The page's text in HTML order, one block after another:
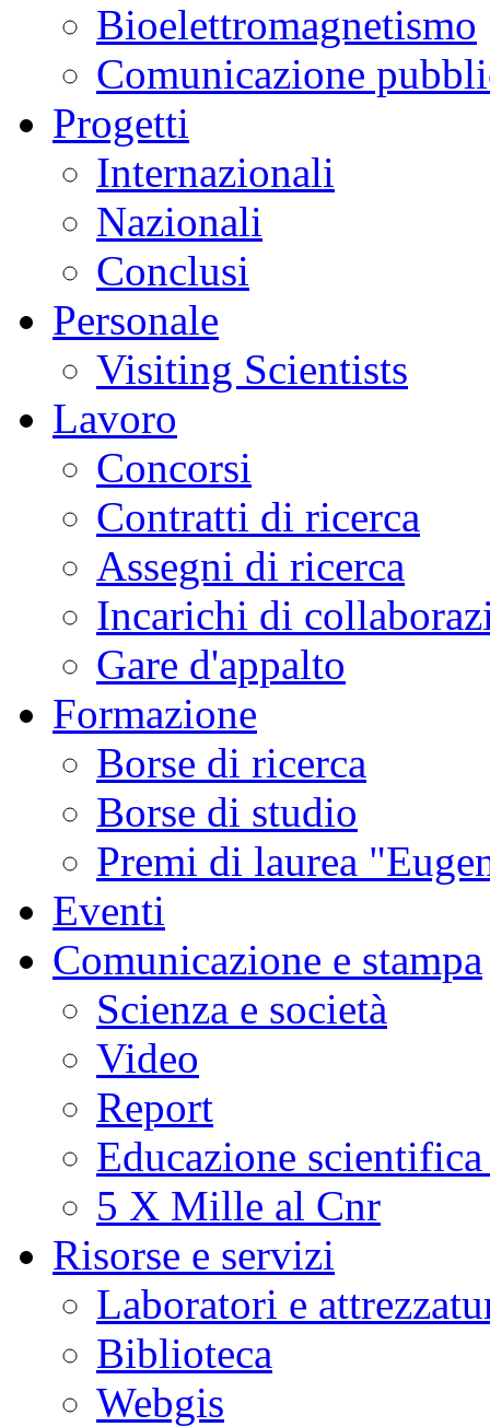
Bioelettromagnetismo
Comunicazione
Progetti
Internazionali
Nazionali
Conclusi
Personale
Visiting Scientists
Lavoro
Concorsi
Contratti di ricerca
Assegni di ricerca
Incarichi di
Gare d'appalto
Formazione
Borse di ricerca
Borse di studio
Premi di laurea
Eventi
Comunicazione e stampa
Scienza e società
Video
Report
Educazione
5 X Mille al Cnr
Risorse e servizi
Laboratori e
Biblioteca
Webgis